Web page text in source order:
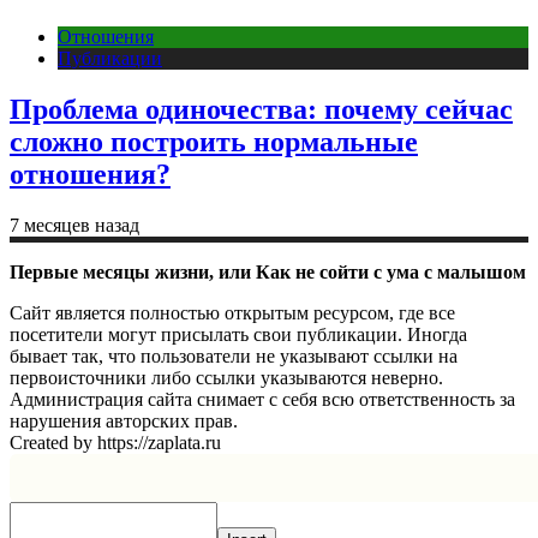
Отношения
Публикации
Проблема одиночества: почему сейчас
сложно построить нормальные
отношения?
7 месяцев назад
Первые месяцы жизни, или Как не сойти с ума с малышом
Сайт является полностью открытым ресурсом, где все
посетители могут присылать свои публикации. Иногда
бывает так, что пользователи не указывают ссылки на
первоисточники либо ссылки указываются неверно.
Администрация сайта снимает с себя всю ответственность за
нарушения авторских прав.
Created by https://zaplata.ru